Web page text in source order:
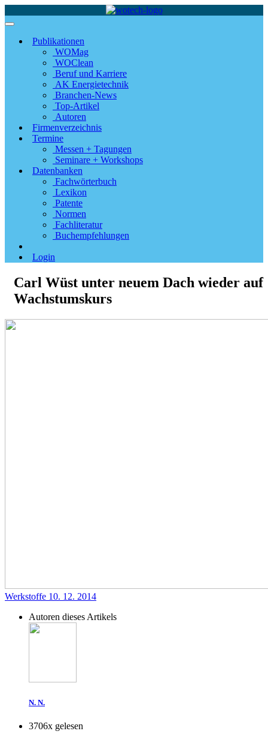
Publikationen
WOMag
WOClean
Beruf und Karriere
AK Energietechnik
Branchen-News
Top-Artikel
Autoren
Firmenverzeichnis
Termine
Messen + Tagungen
Seminare + Workshops
Datenbanken
Fachwörterbuch
Lexikon
Patente
Normen
Fachliteratur
Buchempfehlungen
Login
Carl Wüst unter neuem Dach wieder auf
Wachstumskurs
Werkstoffe 10. 12. 2014
Autoren dieses Artikels
N. N.
3706x gelesen